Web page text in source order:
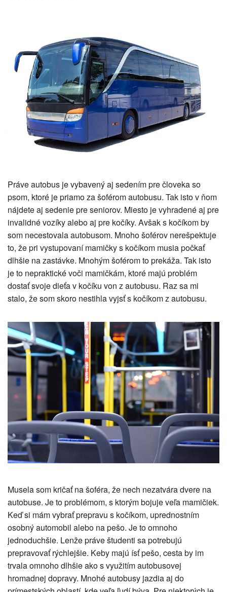
Práve autobus je vybavený aj sedením pre človeka so
psom, ktoré je priamo za šoférom autobusu. Tak isto v ňom
nájdete aj sedenie pre seniorov. Miesto je vyhradené aj pre
invalidné vozíky alebo aj pre kočíky. Avšak s kočíkom by
som necestovala autobusom. Mnoho šoférov nerešpektuje
to, že pri vystupovaní mamičky s kočíkom musia počkať
dlhšie na zastávke. Mnohým šoférom to prekáža. Tak isto
je to nepraktické voči mamičkám, ktoré majú problém
dostať svoje dieťa v kočíku von z autobusu. Raz sa mi
stalo, že som skoro nestihla vyjsť s kočíkom z autobusu.
Musela som kričať na šoféra, že nech nezatvára dvere na
autobuse. Je to problémom, s ktorým bojuje veľa mamičiek.
Keď si mám vybrať prepravu s kočíkom, uprednostním
osobný automobil alebo na pešo. Je to omnoho
jednoduchšie. Lenže práve študenti sa potrebujú
prepravovať rýchlejšie. Keby majú ísť pešo, cesta by im
trvala omnoho dlhšie ako s využitím autobusovej
hromadnej dopravy. Mnohé autobusy jazdia aj do